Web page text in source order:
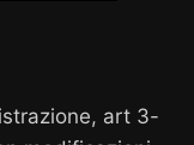
art 3-